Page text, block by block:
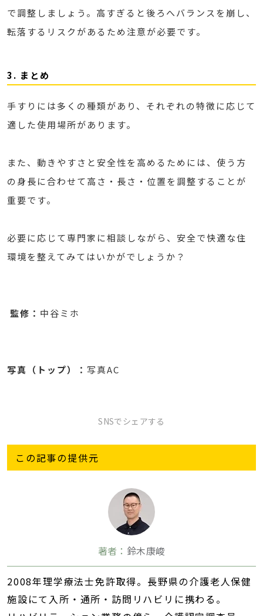
で調整しましょう。高すぎると後ろへバランスを崩し、
転落するリスクがあるため注意が必要です。
3. まとめ
手すりには多くの種類があり、それぞれの特徴に応じて
適した使用場所があります。
また、動きやすさと安全性を高めるためには、使う方
の身長に合わせて高さ・長さ・位置を調整することが
重要です。
必要に応じて専門家に相談しながら、安全で快適な住
環境を整えてみてはいかがでしょうか？
監修： 中谷ミホ
写真（トップ）： 写真AC
SNSでシェアする
この記事の提供元
著者： 鈴木康峻
2008年理学療法士免許取得。長野県の介護老人保健
施設にて入所・通所・訪問リハビリに携わる。